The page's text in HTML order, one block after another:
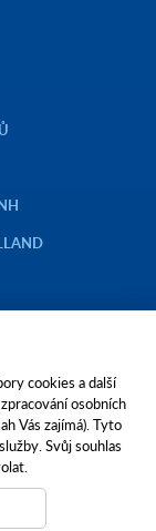
a. s., se sídlem v
00544957,
B, vložka 138.
řízeného
cookies a další
osobních
Vás zajímá). Tyto
Svůj souhlas